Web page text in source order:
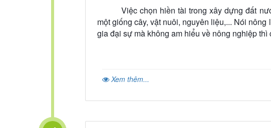
Việc chọn hiền tài trong xây dựng đất
một giống cây, vật nuôi, nguyên liệu,... Nói
gia đại sự mà không am hiểu về nông nghiệp thì
Xem thêm...